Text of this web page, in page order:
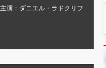
主演 ダニエル・ラドクリフ